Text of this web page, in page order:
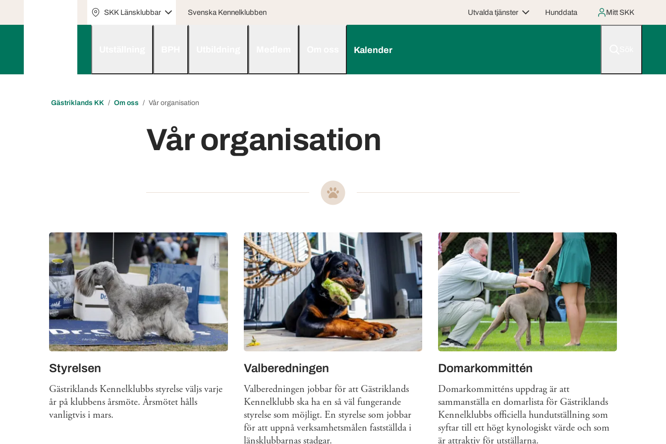
SKK Länsklubbar Svenska Kennelklubben Utvalda tjänster Hunddata Mitt SKK
Kalender
Gästriklands KK Om oss Vår organisation
Vår organisation
Mer om
Styrelsen
Gästriklands Kennelklubbs styrelse väljs varje
år på klubbens årsmöte. Årsmötet hålls
vanligtvis i mars.
Valberedningen
Valberedningen jobbar för att Gästriklands
Kennelklubb ska ha en så väl fungerande
styrelse som möjligt. En styrelse som jobbar
för att uppnå verksamhetsmålen fastställda i
länsklubbarnas stadgar.
Domarkommittén
Domarkommitténs uppdrag är att
sammanställa en domarlista för Gästriklands
Kennelklubbs officiella hundutställning som
syftar till ett högt kynologiskt värde och som
är attraktiv för utställarna.